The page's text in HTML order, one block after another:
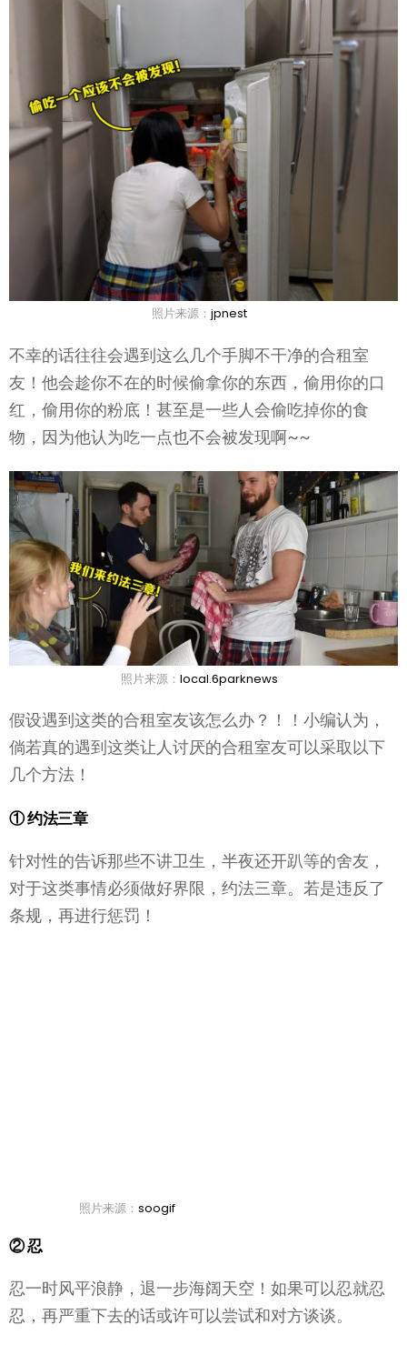
照片来源： jpnest
不幸的话往往会遇到这么几个手脚不干净的合租室
友！他会趁你不在的时候偷拿你的东西，偷用你的口
红，偷用你的粉底！甚至是一些人会偷吃掉你的食
物，因为他认为吃一点也不会被发现啊~~
照片来源： local.6parknews
假设遇到这类的合租室友该怎么办？！！小编认为，
倘若真的遇到这类让人讨厌的合租室友可以采取以下
几个方法！
① 约法三章
针对性的告诉那些不讲卫生，半夜还开趴等的舍友，
对于这类事情必须做好界限，约法三章。若是违反了
条规，再进行惩罚！
照片来源： soogif
② 忍
忍一时风平浪静，退一步海阔天空！如果可以忍就忍
忍，再严重下去的话或许可以尝试和对方谈谈。